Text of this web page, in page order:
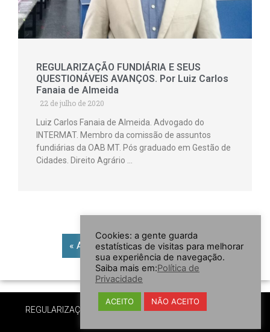
REGULARIZAÇÃO FUNDIÁRIA E SEUS
QUESTIONÁVEIS AVANÇOS. Por Luiz Carlos
Fanaia de Almeida
22 de julho de 2020
Luiz Carlos Fanaia de Almeida. Advogado do
INTERMAT. Membro da comissão de assuntos
fundiárias da OAB MT. Pós graduado em Gestão de
Cidades. Direito Agrário …
« Anterior 1 … 3 4 5
REGULARIZAÇÃO FUNDIÁRIA MT© 2020-2021. TODOS OS
Cookies: a gente guarda
estatísticas de visitas para melhorar
sua experiência de navegação.
Saiba mais em:Política de
Privacidade
ACEITO NÃO ACEITO